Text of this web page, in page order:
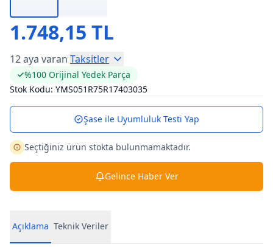
1.748,15 TL
12 aya varan Taksitler
%100 Orijinal Yedek Parça
Stok Kodu: YMS051R75R17403035
Şase ile Uyumluluk Testi Yap
Seçtiğiniz ürün stokta bulunmamaktadır.
Gelince Haber Ver
Açıklama Teknik Veriler